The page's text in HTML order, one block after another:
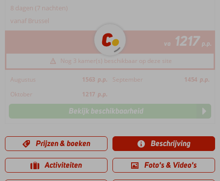
8 dagen (7 nachten)
vanaf Brussel
va 1217 p.p.
Nog 3 kamer(s) beschikbaar op deze site
Augustus 1563 p.p. September 1454 p.p.
Oktober
1217 p.p.
Bekijk beschikbaarheid
Prijzen & boeken Beschrijving
Activiteiten Foto's & Video's